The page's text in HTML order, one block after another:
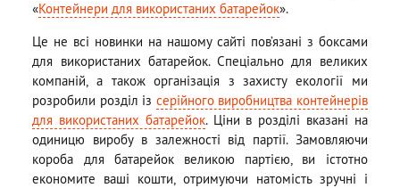
«Контейнери для використаних батарейок».
Це не всі новинки на нашому сайті пов’язані з боксами
для використаних батарейок. Спеціально для великих
компаній, а також організація з захисту екології ми
розробили розділ із серійного виробництва контейнерів
для використаних батарейок. Ціни в розділі вказані на
одиницю виробу в залежності від партії. Замовляючи
короба для батарейок великою партією, ви істотно
економите ваші кошти, отримуючи натомість зручні і